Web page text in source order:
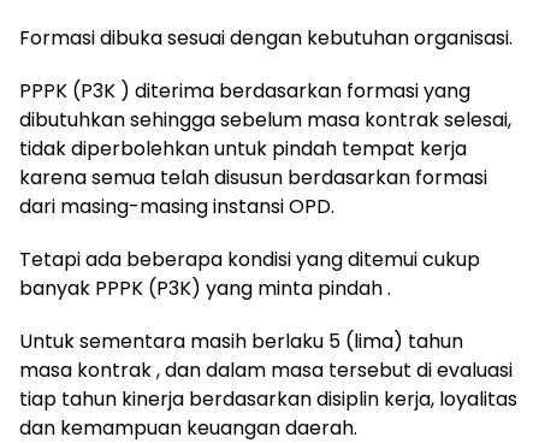
Formasi dibuka sesuai dengan kebutuhan organisasi.
PPPK (P3K ) diterima berdasarkan formasi yang
dibutuhkan sehingga sebelum masa kontrak selesai,
tidak diperbolehkan untuk pindah tempat kerja
karena semua telah disusun berdasarkan formasi
dari masing-masing instansi OPD.
Tetapi ada beberapa kondisi yang ditemui cukup
banyak PPPK (P3K) yang minta pindah .
Untuk sementara masih berlaku 5 (lima) tahun
masa kontrak , dan dalam masa tersebut di evaluasi
tiap tahun kinerja berdasarkan disiplin kerja, loyalitas
dan kemampuan keuangan daerah.